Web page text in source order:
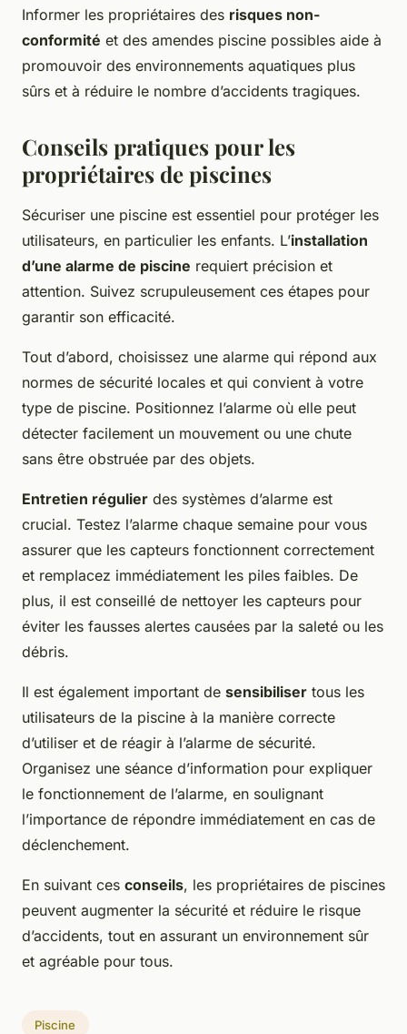
Informer les propriétaires des risques non-
conformité et des amendes piscine possibles aide à
promouvoir des environnements aquatiques plus
sûrs et à réduire le nombre d’accidents tragiques.
Conseils pratiques pour les
propriétaires de piscines
Sécuriser une piscine est essentiel pour protéger les
utilisateurs, en particulier les enfants. L’installation
d’une alarme de piscine requiert précision et
attention. Suivez scrupuleusement ces étapes pour
garantir son efficacité.
Tout d’abord, choisissez une alarme qui répond aux
normes de sécurité locales et qui convient à votre
type de piscine. Positionnez l’alarme où elle peut
détecter facilement un mouvement ou une chute
sans être obstruée par des objets.
Entretien régulier des systèmes d’alarme est
crucial. Testez l’alarme chaque semaine pour vous
assurer que les capteurs fonctionnent correctement
et remplacez immédiatement les piles faibles. De
plus, il est conseillé de nettoyer les capteurs pour
éviter les fausses alertes causées par la saleté ou les
débris.
Il est également important de sensibiliser tous les
utilisateurs de la piscine à la manière correcte
d’utiliser et de réagir à l’alarme de sécurité.
Organisez une séance d’information pour expliquer
le fonctionnement de l’alarme, en soulignant
l’importance de répondre immédiatement en cas de
déclenchement.
En suivant ces conseils, les propriétaires de piscines
peuvent augmenter la sécurité et réduire le risque
d’accidents, tout en assurant un environnement sûr
et agréable pour tous.
Piscine